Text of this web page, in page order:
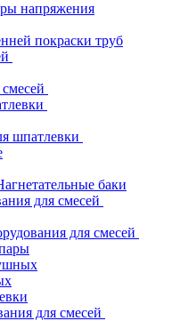
напряжения
покраски труб
шпатлевки
баки
для смесей
для смесей
для смесей